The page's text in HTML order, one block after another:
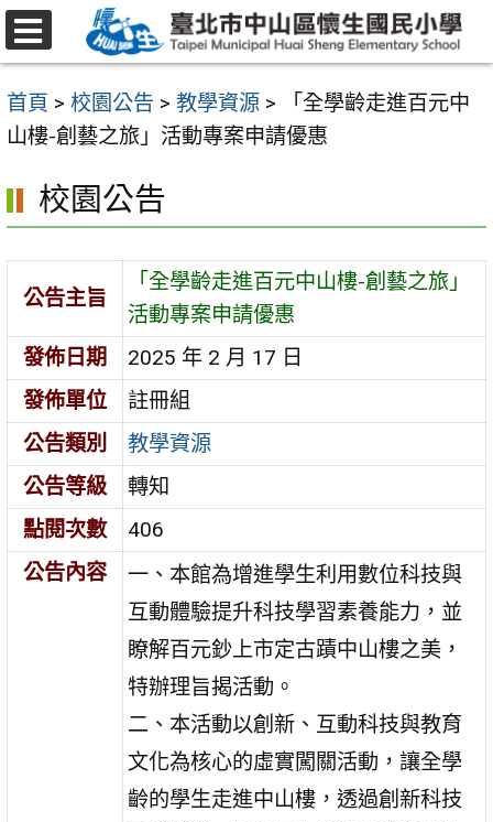
跳
至
要
內
區
首頁 > 校園公告 > 教學資源 >
「全學齡走進百元中
山樓-創藝之旅」活動專案申請優惠
校園公告
公告主旨
「全學齡走進百元中山樓-創藝之旅」
活動專案申請優惠
發佈日期
2025 年 2 月 17 日
發佈單位
註冊組
公告類別
教學資源
公告等級
轉知
點閱次數
406
公告內容
一、本館為增進學生利用數位科技與
互動體驗提升科技學習素養能力，並
瞭解百元鈔上市定古蹟中山樓之美，
特辦理旨揭活動。
二、本活動以創新、互動科技與教育
文化為核心的虛實闖關活動，讓全學
齡的學生走進中山樓，透過創新科技
選
單